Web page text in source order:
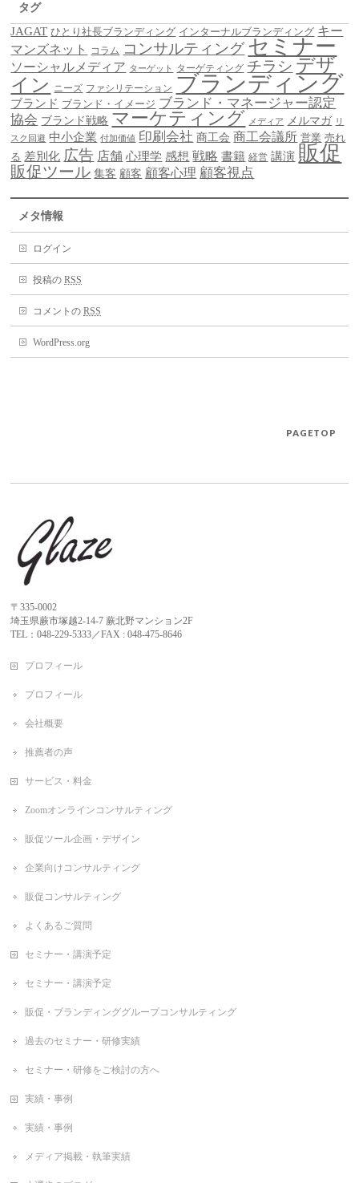
タグ
JAGAT ひとり社長ブランディング インターナルブランディング キー
マンズネット
コラム コンサルティング セミナー
ソーシャルメディア ターゲット ターゲティング チラシ デザ
イン ニーズ ファシリテーション ブランディング
ブランド ブランド・イメージ ブランド・マネージャー認定
協会 ブランド戦略 マーケティング メディア メルマガ リ
スク回避 中小企業 付加価値 印刷会社 商工会 商工会議所 営業 売れ
る 差別化 広告 店舗 心理学 感想 戦略 書籍 経営 講演 販促
販促ツール 集客 顧客 顧客心理 顧客視点
メタ情報
ログイン
投稿のRSS
コメントのRSS
WordPress.org
PAGETOP
〒335-0002
埼玉県蕨市塚越2-14-7 蕨北野マンション2F
TEL：048-229-5333／FAX : 048-475-8646
プロフィール
プロフィール
会社概要
推薦者の声
サービス・料金
Zoomオンラインコンサルティング
販促ツール企画・デザイン
企業向けコンサルティング
販促コンサルティング
よくあるご質問
セミナー・講演予定
セミナー・講演予定
販促・ブランディンググループコンサルティング
過去のセミナー・研修実績
セミナー・研修をご検討の方へ
実績・事例
実績・事例
メディア掲載・執筆実績